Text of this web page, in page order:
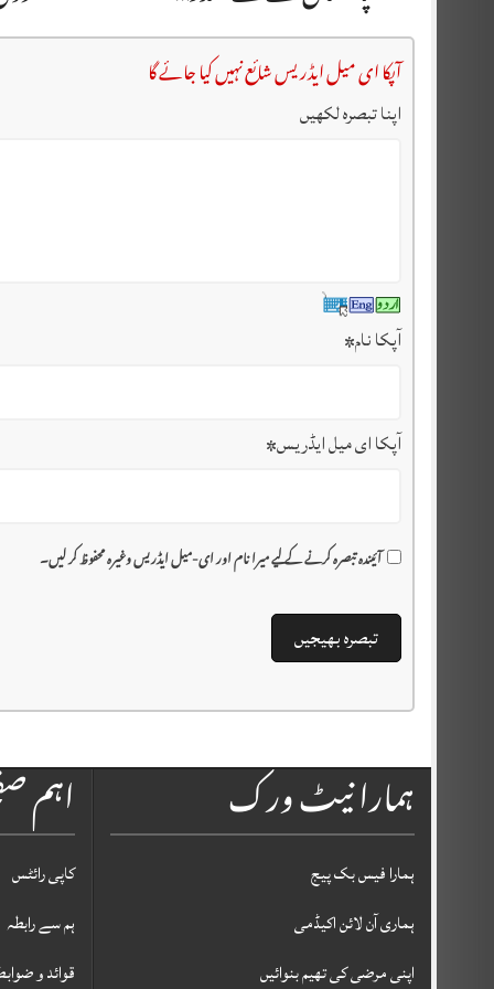
آپکا ای میل ایڈریس شائع نہیں کیا جائے گا
اپنا تبصرہ لکھیں
آپکا نام*
آپکا ای میل ایڈریس*
آئیندہ تبصرہ کرنے کے لیے میرا نام اور ای-میل ایڈریس وغیرہ محفوظ کر لیں۔
اہم
کاپی رائٹس
ہم سے رابطہ
قوائد و
ہمارا نیٹ ورک
ہمارا فیس بک پیج
ہماری آن لائن اکیڈمی
اپنی مرضی کی تھیم بنوائیں